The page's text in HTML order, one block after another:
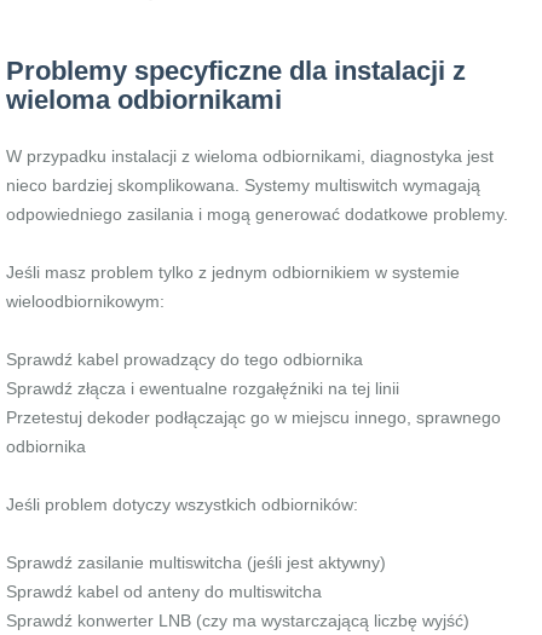
Problemy specyficzne dla instalacji z
wieloma odbiornikami
W przypadku instalacji z wieloma odbiornikami, diagnostyka jest
nieco bardziej skomplikowana. Systemy multiswitch wymagają
odpowiedniego zasilania i mogą generować dodatkowe problemy.
Jeśli masz problem tylko z jednym odbiornikiem w systemie
wieloodbiornikowym:
Sprawdź kabel prowadzący do tego odbiornika
Sprawdź złącza i ewentualne rozgałęźniki na tej linii
Przetestuj dekoder podłączając go w miejscu innego, sprawnego
odbiornika
Jeśli problem dotyczy wszystkich odbiorników:
Sprawdź zasilanie multiswitcha (jeśli jest aktywny)
Sprawdź kabel od anteny do multiswitcha
Sprawdź konwerter LNB (czy ma wystarczającą liczbę wyjść)